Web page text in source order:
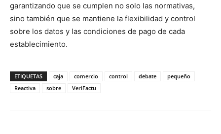
garantizando que se cumplen no solo las normativas,
sino también que se mantiene la flexibilidad y control
sobre los datos y las condiciones de pago de cada
establecimiento.
ETIQUETAS caja comercio control debate
pequeño
Reactiva
sobre VeriFactu